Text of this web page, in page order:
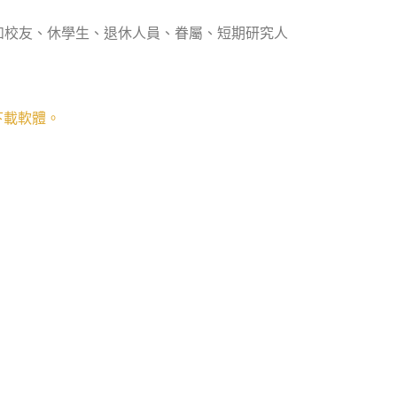
友、休學生、退休人員、眷屬、短期研究人
軟體。